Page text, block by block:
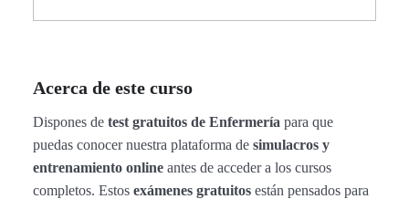
Acerca de este curso
Dispones de test gratuitos de Enfermería para que
puedas conocer nuestra plataforma de simulacros y
entrenamiento onlineantes de acceder a los cursos
completos. Estos exámenes gratuitosestán pensados para